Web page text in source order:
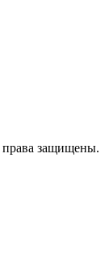
защищены.